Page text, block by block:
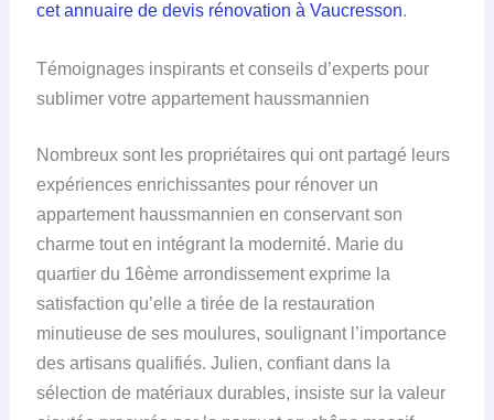
cet annuaire de devis rénovation à Vaucresson.
Témoignages inspirants et conseils d’experts pour
sublimer votre appartement haussmannien
Nombreux sont les propriétaires qui ont partagé leurs
expériences enrichissantes pour rénover un
appartement haussmannien en conservant son
charme tout en intégrant la modernité. Marie du
quartier du 16ème arrondissement exprime la
satisfaction qu’elle a tirée de la restauration
minutieuse de ses moulures, soulignant l’importance
des artisans qualifiés. Julien, confiant dans la
sélection de matériaux durables, insiste sur la valeur